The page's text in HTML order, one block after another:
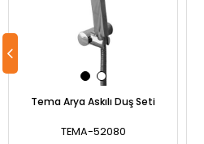
Tema Arya Askılı Duş Seti
TEMA-52080